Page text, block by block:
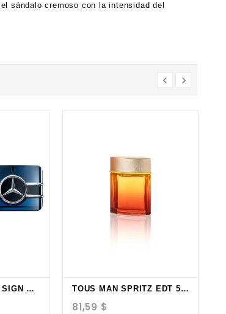
sándalo cremoso con la intensidad del
MERCEDES BENZ SIGN EAU... TOUS MAN SPRITZ EDT 50ML
Precio
81,59 $